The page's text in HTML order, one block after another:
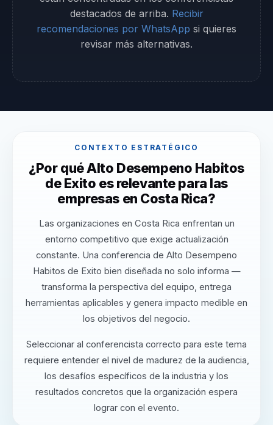
destacados de arriba. Recibir
recomendaciones por WhatsApp si quieres
revisar más alternativas.
CONTEXTO ESTRATÉGICO
¿Por qué Alto Desempeno Habitos
de Exito es relevante para las
empresas en Costa Rica?
Las organizaciones en Costa Rica enfrentan un
entorno competitivo que exige actualización
constante. Una conferencia de Alto Desempeno
Habitos de Exito bien diseñada no solo informa —
transforma la perspectiva del equipo, entrega
herramientas aplicables y genera impacto medible en
los objetivos del negocio.
Seleccionar al conferencista correcto para este tema
requiere entender el nivel de madurez de la audiencia,
los desafíos específicos de la industria y los
resultados concretos que la organización espera
lograr con el evento.